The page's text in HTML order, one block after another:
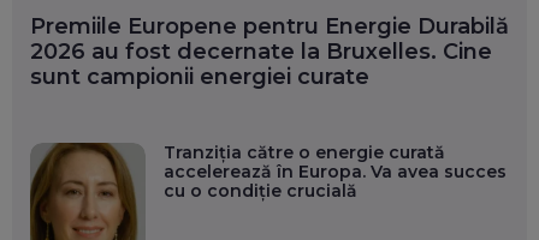
Premiile Europene pentru Energie Durabilă
2026 au fost decernate la Bruxelles. Cine
sunt campionii energiei curate
Tranziția către o energie curată
accelerează în Europa. Va avea succes
cu o condiție crucială